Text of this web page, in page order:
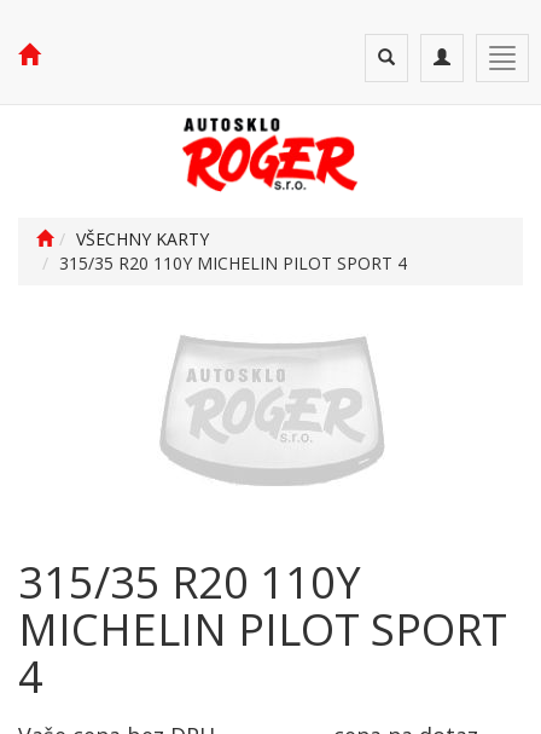
Toggle
navigation
Toggle
search
VŠECHNY KARTY
315/35 R20 110Y MICHELIN PILOT SPORT 4
315/35 R20 110Y
MICHELIN PILOT SPORT
4